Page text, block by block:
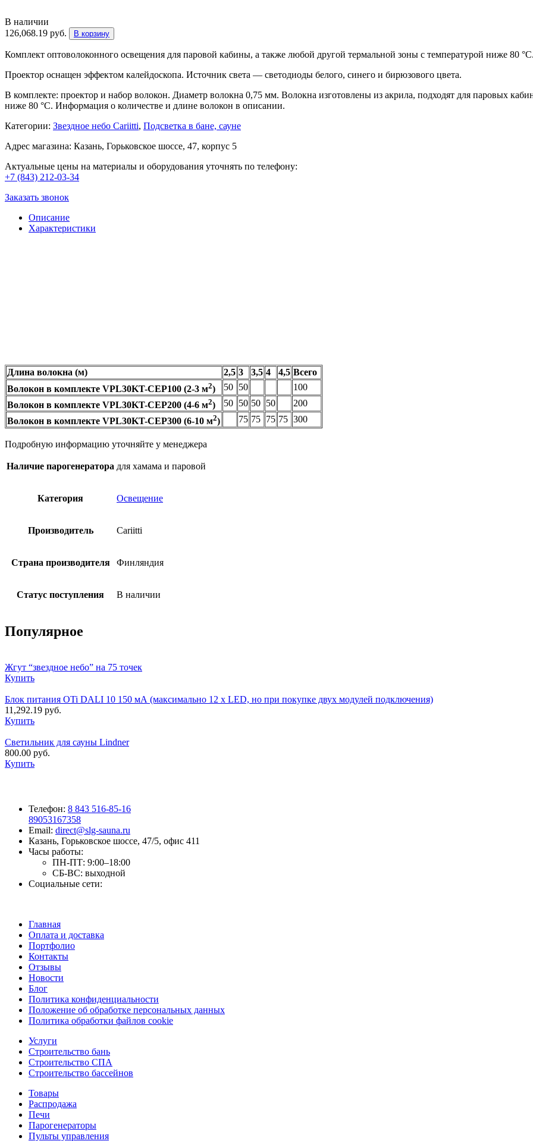
В наличии
126,068.19 руб. В корзину
Комплект оптоволоконного освещения для паровой кабины, а также любой другой термальной зоны с температурой ниже 80 °C.
Проектор оснащен эффектом калейдоскопа. Источник света — светодиоды белого, синего и бирюзового цвета.
В комплекте: проектор и набор волокон. Диаметр волокна 0,75 мм. Волокна изготовлены из акрила, подходят для паровых
ниже 80 °C. Информация о количестве и длине волокон в описании.
Категории: Звездное небо Cariitti, Подсветка в бане, сауне
Адрес магазина: Казань, Горьковское шоссе, 47, корпус 5
Актуальные цены на материалы и оборудования уточнять по телефону:
+7 (843) 212-03-34
Заказать звонок
Описание
Характеристики
Длина волокна (м) 2,5 3 3,5 4 4,5 Всего
Волокон в комплекте VPL30KT-CEP100 (2-3 м2) 50 50
100
Волокон в комплекте VPL30KT-CEP200 (4-6 м2) 50 50 50 50
200
Волокон в комплекте VPL30KT-CEP300 (6-10 м2) 75 75 75 75 300
Подробную информацию уточняйте у менеджера
Наличие парогенератора для хамама и паровой
Категория Освещение
Производитель Cariitti
Страна производителя Финляндия
Статус поступления В наличии
Популярное
Жгут “звездное небо” на 75 точек
Купить
Блок питания OTi DALI 10 150 мА (максимально 12 х LED, но при покупке двух модулей подключения)
11,292.19 руб.
Купить
Светильник для сауны Lindner
800.00 руб.
Купить
Телефон: 8 843 516-85-16
89053167358
Email: direct@slg-sauna.ru
Казань, Горьковское шоссе, 47/5, офис 411
Часы работы:
ПН-ПТ: 9:00–18:00
СБ-ВС: выходной
Социальные сети:
Главная
Оплата и доставка
Портфолио
Контакты
Отзывы
Новости
Блог
Политика конфиденциальности
Положение об обработке персональных данных
Политика обработки файлов cookie
Услуги
Строительство бань
Строительство СПА
Строительство бассейнов
Товары
Распродажа
Печи
Парогенераторы
Пульты управления